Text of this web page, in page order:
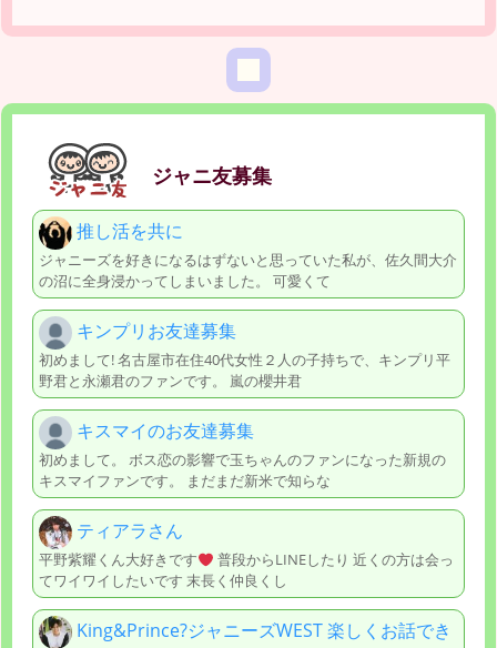
ジャニ友募集
推し活を共に
ジャニーズを好きになるはずないと思っていた私が、佐久間大介
の沼に全身浸かってしまいました。 可愛くて
キンプリお友達募集
初めまして! 名古屋市在住40代女性２人の子持ちで、キンプリ平
野君と永瀬君のファンです。 嵐の櫻井君
キスマイのお友達募集
初めまして。 ボス恋の影響で玉ちゃんのファンになった新規の
キスマイファンです。 まだまだ新米で知らな
ティアラさん
平野紫耀くん大好きです
普段からLINEしたり 近くの方は会っ
てワイワイしたいです 末長く仲良くし
King&Prince?ジャニーズWEST 楽しくお話でき